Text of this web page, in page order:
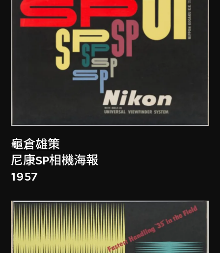
龜倉雄策
尼康SP相機海報
1957